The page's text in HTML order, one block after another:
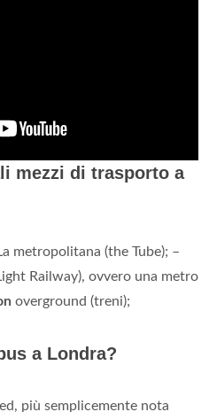
mezzi di trasporto a
metropolitana (the Tube); –
Railway), ovvero una metro
overground (treni);
a Londra?
più semplicemente nota